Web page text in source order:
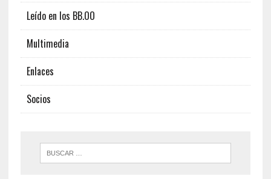
Leído en los BB.OO
Multimedia
Enlaces
Socios